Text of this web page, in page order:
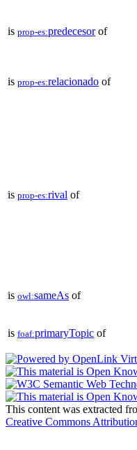
is prop-es:predecesorof
is prop-es:relacionado of
is prop-es:rival of
is owl:sameAs of
is foaf:primaryTopic of
This content was extracted
Creative Commons